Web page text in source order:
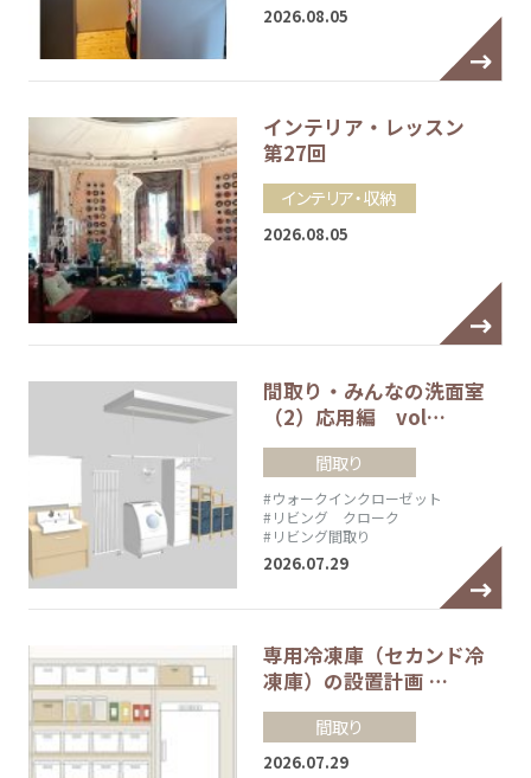
2026.08.05
インテリア・レッスン
第27回
インテリア・収納
2026.08.05
間取り・みんなの洗面室
（2）応用編 vol…
間取り
#ウォークインクローゼット
#リビング クローク
#リビング間取り
2026.07.29
専用冷凍庫（セカンド冷
凍庫）の設置計画 …
間取り
2026.07.29